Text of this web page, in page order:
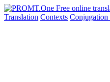
Translation Contexts Conjugation